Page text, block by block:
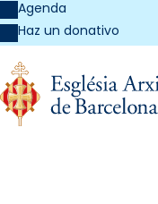
Agenda
Haz un donativo